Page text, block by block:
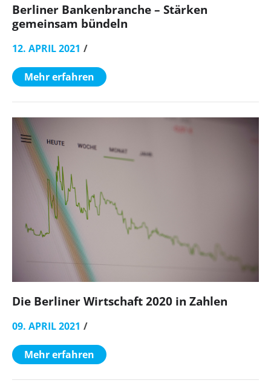
Berliner Bankenbranche – Stärken
gemeinsam bündeln
12. APRIL 2021
Mehr erfahren
Die Berliner Wirtschaft 2020 in Zahlen
09. APRIL 2021
Mehr erfahren